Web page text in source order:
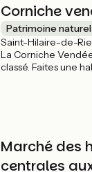
Corniche
Patrimoine naturel
Saint-Hilaire-de-
La Corniche
classé. Faites une
Marché des
centrales